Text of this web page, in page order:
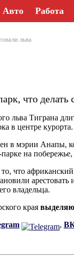
Авто Работа
льва
что
льва Тиграна
в центре
в мэрии Анапы,
на
что
арестовать
владельца.
края
,